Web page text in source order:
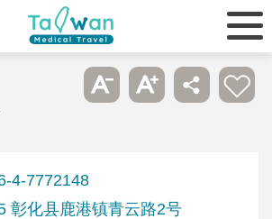
4-7772148
彰化县鹿港镇青云路2号